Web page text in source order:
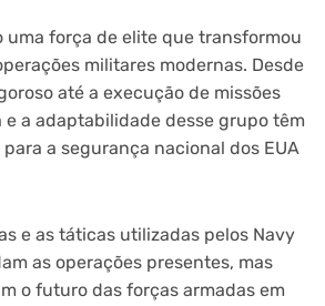
uma força de elite que transformou
militares modernas. Desde
até a execução de missões
e a adaptabilidade desse grupo têm
a segurança nacional dos EUA
e as táticas utilizadas pelos Navy
as operações presentes, mas
o futuro das forças armadas em